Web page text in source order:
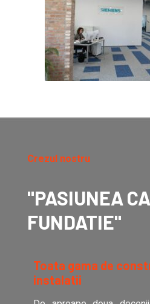
Crezul nostru
"PASIUNEA CA
FUNDATIE"
Toata gama de
instalatii